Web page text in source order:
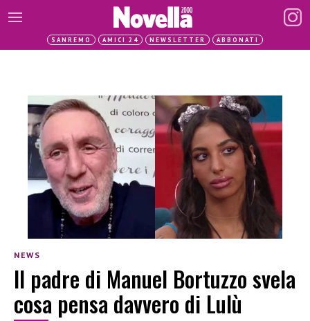
SANREMO AMICI 24 NEWSLETTER ABBONATI
NEWS
Il padre di Manuel Bortuzzo svela
cosa pensa davvero di Lulù